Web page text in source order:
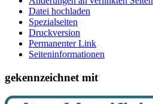
Datei hochladen
Spezialseiten
Druckversion
Permanenter Link
Seiten­­informationen
gekennzeichnet mit